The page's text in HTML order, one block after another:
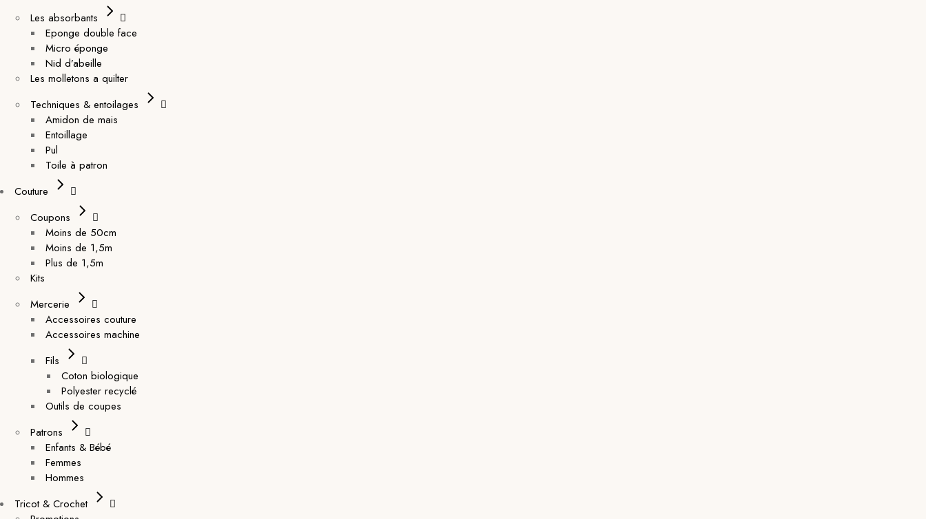
Les absorbants
Eponge double face
Micro éponge
Nid d’abeille
Les molletons a quilter
Techniques & entoilages
Amidon de mais
Entoillage
Pul
Toile à patron
Couture
Coupons
Moins de 50cm
Moins de 1,5m
Plus de 1,5m
Kits
Mercerie
Accessoires couture
Accessoires machine
Fils
Coton biologique
Polyester recyclé
Outils de coupes
Patrons
Enfants & Bébé
Femmes
Hommes
Tricot & Crochet